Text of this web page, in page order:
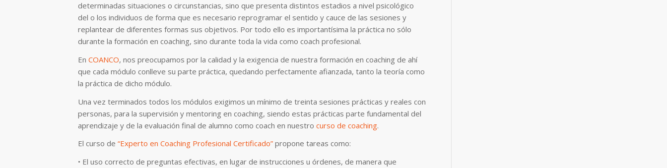
determinadas situaciones o circunstancias, sino que presenta distintos estadios a nivel psicológico
del o los individuos de forma que es necesario reprogramar el sentido y cauce de las sesiones y
replantear de diferentes formas sus objetivos. Por todo ello es importantísima la práctica no sólo
durante la formación en coaching, sino durante toda la vida como coach profesional.
En COANCO, nos preocupamos por la calidad y la exigencia de nuestra formación en coaching de ahí
que cada módulo conlleve su parte práctica, quedando perfectamente afianzada, tanto la teoría como
la práctica de dicho módulo.
Una vez terminados todos los módulos exigimos un mínimo de treinta sesiones prácticas y reales con
personas, para la supervisión y mentoring en coaching, siendo estas prácticas parte fundamental del
aprendizaje y de la evaluación final de alumno como coach en nuestro curso de coaching.
El curso de “Experto en Coaching Profesional Certificado” propone tareas como:
• El uso correcto de preguntas efectivas, en lugar de instrucciones u órdenes, de manera que